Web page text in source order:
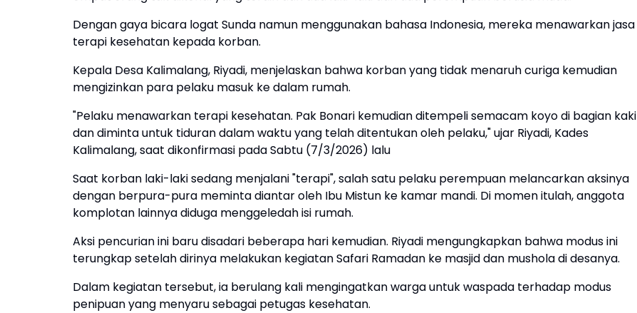
Dengan gaya bicara logat Sunda namun menggunakan bahasa Indonesia, mereka menawarkan jasa
terapi kesehatan kepada korban.
Kepala Desa Kalimalang, Riyadi, menjelaskan bahwa korban yang tidak menaruh curiga kemudian
mengizinkan para pelaku masuk ke dalam rumah.
"Pelaku menawarkan terapi kesehatan. Pak Bonari kemudian ditempeli semacam koyo di bagian kaki
dan diminta untuk tiduran dalam waktu yang telah ditentukan oleh pelaku," ujar Riyadi, Kades
Kalimalang, saat dikonfirmasi pada Sabtu (7/3/2026) lalu
Saat korban laki-laki sedang menjalani "terapi", salah satu pelaku perempuan melancarkan aksinya
dengan berpura-pura meminta diantar oleh Ibu Mistun ke kamar mandi. Di momen itulah, anggota
komplotan lainnya diduga menggeledah isi rumah.
Aksi pencurian ini baru disadari beberapa hari kemudian. Riyadi mengungkapkan bahwa modus ini
terungkap setelah dirinya melakukan kegiatan Safari Ramadan ke masjid dan mushola di desanya.
Dalam kegiatan tersebut, ia berulang kali mengingatkan warga untuk waspada terhadap modus
penipuan yang menyaru sebagai petugas kesehatan.